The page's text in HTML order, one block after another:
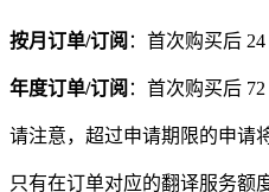
按月订单/订阅 ：首次购买后
年度订单/订阅 ：首次购买后
请注意，超过申请期限的申请
只有在订单对应的翻译服务额